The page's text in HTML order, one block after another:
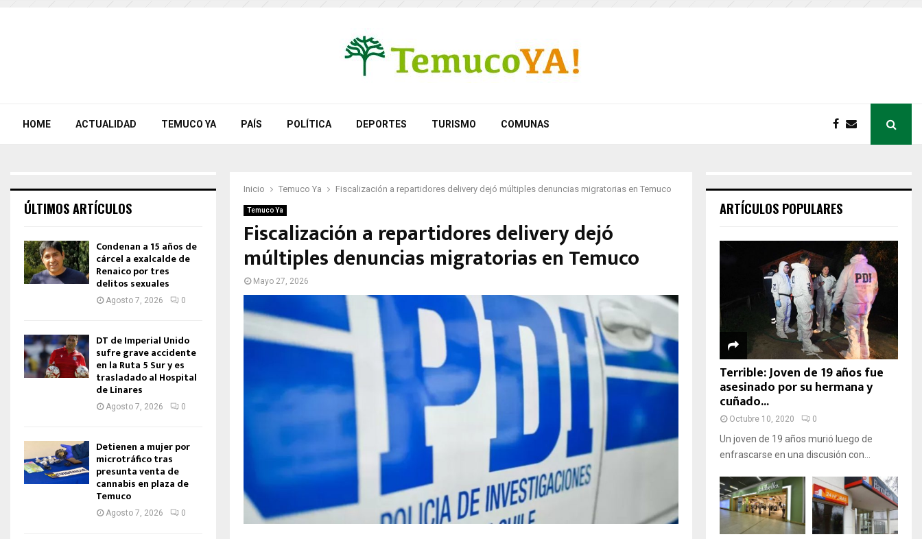
HOME ACTUALIDAD TEMUCO YA PAÍS POLÍTICA DEPORTES TURISMO COMUNAS
Inicio Temuco Ya Fiscalización a repartidores delivery dejó múltiples denuncias migratorias en Temuco
Temuco Ya
Fiscalización a repartidores delivery dejó
múltiples denuncias migratorias en Temuco
Mayo 27, 2026
ÚLTIMOS ARTÍCULOS
Condenan a 15 años de
cárcel a exalcalde de
Renaico por tres
delitos sexuales
Agosto 7, 2026 0
DT de Imperial Unido
sufre grave accidente
en la Ruta 5 Sur y es
trasladado al Hospital
de Linares
Agosto 7, 2026 0
Detienen a mujer por
microtráfico tras
presunta venta de
cannabis en plaza de
Temuco
Agosto 7, 2026 0
ARTÍCULOS POPULARES
Terrible: Joven de 19 años fue
asesinado por su hermana y
cuñado...
Octubre 10, 2020 0
Un joven de 19 años murió luego de
enfrascarse en una discusión con...